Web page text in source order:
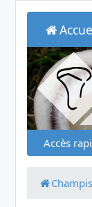
Accès